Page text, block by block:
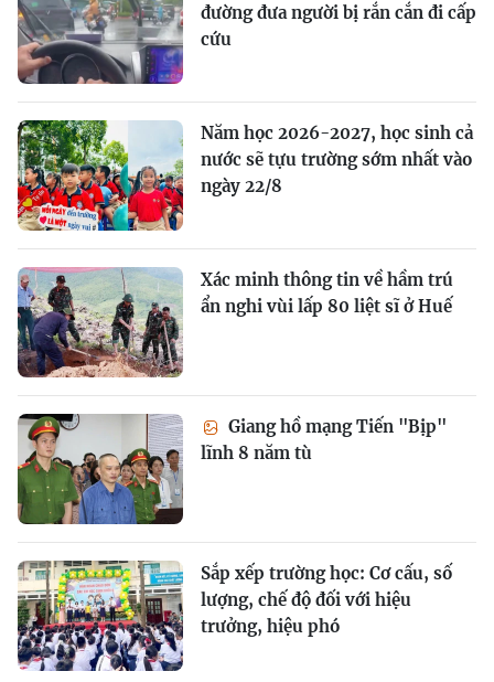
đường đưa người bị rắn cắn đi cấp
cứu
Năm học 2026-2027, học sinh cả
nước sẽ tựu trường sớm nhất vào
ngày 22/8
Xác minh thông tin về hầm trú
ẩn nghi vùi lấp 80 liệt sĩ ở Huế
Giang hồ mạng Tiến "Bịp"
lĩnh 8 năm tù
Sắp xếp trường học: Cơ cấu, số
lượng, chế độ đối với hiệu
trưởng, hiệu phó